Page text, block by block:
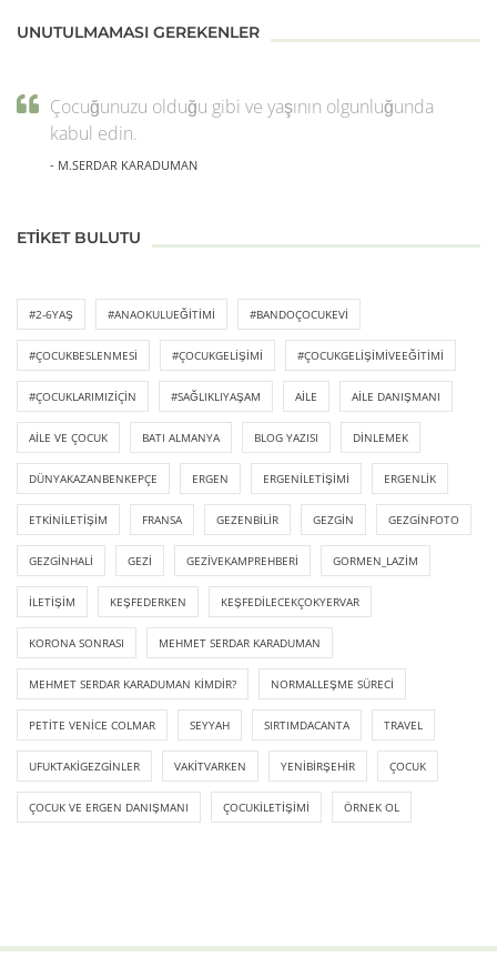
UNUTULMAMASI GEREKENLER
Çocuğunuzu olduğu gibi ve yaşının olgunluğunda
kabul edin.
- M.SERDAR KARADUMAN
ETIKET BULUTU
#2-6YAŞ #ANAOKULUEĞITIMI #BANDOÇOCUKEVI
#ÇOCUKBESLENMESI #ÇOCUKGELIŞIMI #ÇOCUKGELIŞIMIVEEĞITIMI
#ÇOCUKLARIMIZIÇIN #SAĞLIKLIYAŞAM AILE AILE DANIŞMANI
AILE VE ÇOCUK BATI ALMANYA BLOG YAZISI DINLEMEK
DÜNYAKAZANBENKEPÇE ERGEN ERGENILETIŞIMI ERGENLIK
ETKINILETIŞIM FRANSA GEZENBILIR GEZGIN GEZGINFOTO
GEZGINHALI GEZI GEZIVEKAMPREHBERI GORMEN_LAZIM
ILETIŞIM KEŞFEDERKEN KEŞFEDILECEKÇOKYERVAR
KORONA SONRASI MEHMET SERDAR KARADUMAN
MEHMET SERDAR KARADUMAN KIMDIR? NORMALLEŞME SÜRECI
PETITE VENICE COLMAR SEYYAH SIRTIMDACANTA TRAVEL
UFUKTAKIGEZGINLER VAKITVARKEN YENIBIRŞEHIR ÇOCUK
ÇOCUK VE ERGEN DANIŞMANI ÇOCUKILETIŞIMI ÖRNEK OL